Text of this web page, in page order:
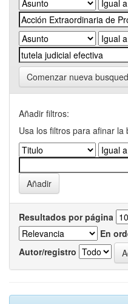
Comenzar nueva
Añadir filtros:
Usa los filtros para afinar la
Resultados por página
En
Autor/registro